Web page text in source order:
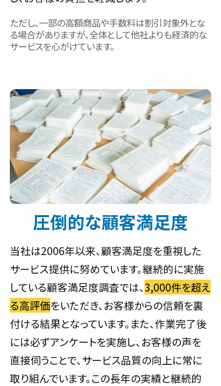
ただし、一部の高額商品や手数料は割引対象外とな
る場合がありますが、全体として他社よりも経済的な
サービスを心がけています。
圧倒的な顧客満足度
当社は2006年以来、顧客満足度を重視した
サービス提供に努めています。継続的に実施
している顧客満足度調査では、 3,000件を超え
る高評価をいただき、お客様からの信頼を裏
付ける結果となっています。また、作業完了後
には必ずアンケートを実施し、お客様の声を
直接伺うことで、サービス品質の向上に常に
取り組んでいます。この長年の実績と継続的